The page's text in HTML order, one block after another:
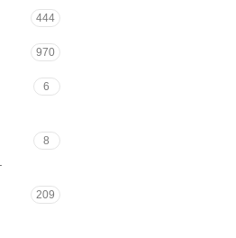
444
970
6
8
209